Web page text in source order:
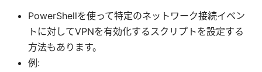
PowerShellを使って特定のネットワーク接続イベン
トに対してVPNを有効化するスクリプトを設定する
方法もあります。
例: